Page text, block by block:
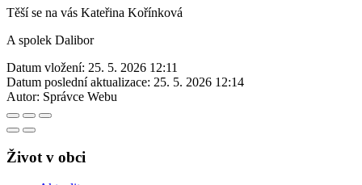
Těší se na vás Kateřina Kořínková
A spolek Dalibor
Datum vložení: 25. 5. 2026 12:11
Datum poslední aktualizace: 25. 5. 2026 12:14
Autor: Správce Webu
Život v obci